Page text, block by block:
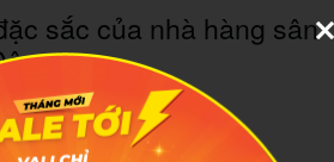
sắc của nhà hàng sân
hải sản vùng sông nước